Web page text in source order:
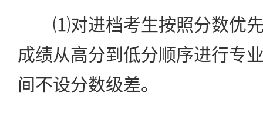
⑴对进档考生按照分数优先
成绩从高分到低分顺序进行专
间不设分数级差。